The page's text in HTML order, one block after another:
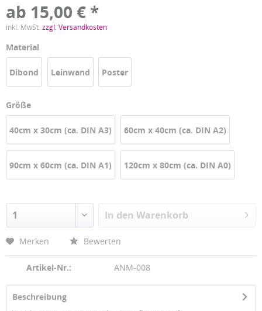
ab 15,00 € *
inkl. MwSt. zzgl. Versandkosten
Material
Dibond Leinwand Poster
Größe
40cm x 30cm (ca. DIN A3) 60cm x 40cm (ca. DIN A2)
90cm x 60cm (ca. DIN A1) 120cm x 80cm (ca. DIN A0)
In den Warenkorb
Merken Bewerten
Artikel-Nr.: ANM-008
Beschreibung